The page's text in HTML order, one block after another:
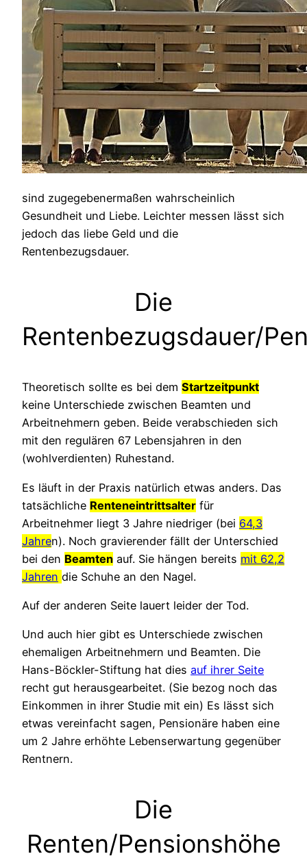
sind zugegebenermaßen wahrscheinlich
Gesundheit und Liebe. Leichter messen lässt sich
jedoch das liebe Geld und die
Rentenbezugsdauer.
Die
Rentenbezugsdauer/
Theoretisch sollte es bei dem Startzeitpunkt
keine Unterschiede zwischen Beamten und
Arbeitnehmern geben. Beide verabschieden sich
mit den regulären 67 Lebensjahren in den
(wohlverdienten) Ruhestand.
Es läuft in der Praxis natürlich etwas anders. Das
tatsächliche Renteneintrittsalter für
Arbeitnehmer liegt 3 Jahre niedriger (bei 64,3
Jahren). Noch gravierender fällt der Unterschied
bei den Beamten auf. Sie hängen bereits mit 62,2
Jahren die Schuhe an den Nagel.
Auf der anderen Seite lauert leider der Tod.
Und auch hier gibt es Unterschiede zwischen
ehemaligen Arbeitnehmern und Beamten. Die
Hans-Böckler-Stiftung hat dies auf ihrer Seite
recht gut herausgearbeitet. (Sie bezog noch das
Einkommen in ihrer Studie mit ein) Es lässt sich
etwas vereinfacht sagen, Pensionäre haben eine
um 2 Jahre erhöhte Lebenserwartung gegenüber
Rentnern.
Die
Renten/Pensionshöhe